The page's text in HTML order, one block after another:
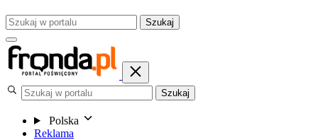
Szukaj
Szukaj
Polska
Reklama